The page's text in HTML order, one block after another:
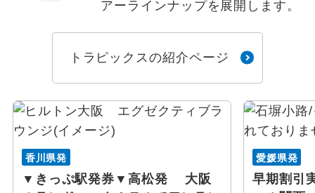
アーラインナップを展開します。
トラピックスの紹介ページ
香川県発
▼きっぷ駅発券▼高松発 大阪
愛媛県発
早期割引